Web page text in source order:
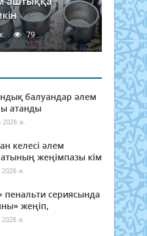
79
балуандар әлем
атанды
ж.
келесі әлем
жеңімпазы кім
ж.
пенальти сериясында
жеңіп,
ж.